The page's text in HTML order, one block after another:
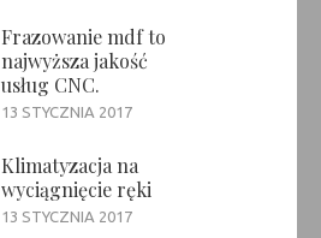
Frazowanie mdf to
najwyższa jakość
usług CNC.
13 STYCZNIA 2017
Klimatyzacja na
wyciągnięcie ręki
13 STYCZNIA 2017